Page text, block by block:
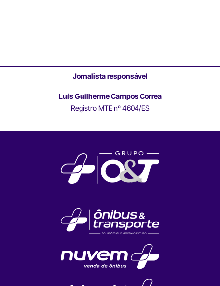
Jornalista responsável
Luís Guilherme Campos Correa
Registro MTE nº 4604/ES